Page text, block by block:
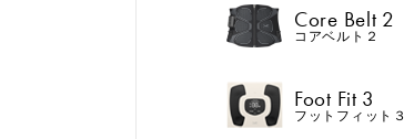
Core Belt 2
コアベルト２
Foot Fit 3
フットフィット３